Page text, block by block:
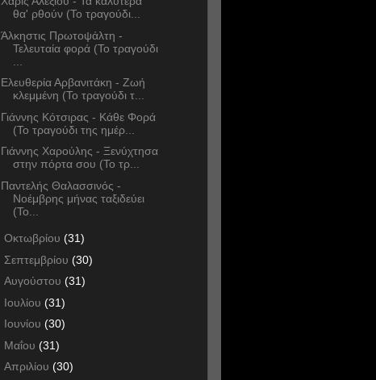
θα' ρθούν (Το τραγούδι...
Άλκηστις Πρωτοψάλτη -
Τελευταία φορά (Το τραγούδι
Ελευθερία Αρβανιτάκη - Ζωή
κλεμμένη (Το τραγούδι τ...
Γιάννης Κότσιρας - Κάθε Φορά
(Το τραγούδι της ημέρ...
Γιάννης Χαρούλης - Ξενύχτησα
στην πόρτα σου (Το τρ...
Παντελής Θαλασσινός -
Νοέμβρης μήνας ταξιδεύει
(Το...
Οκτωβρίου (31)
Σεπτεμβρίου (30)
Αυγούστου (31)
Ιουλίου (31)
Ιουνίου (30)
Μαΐου (31)
Απριλίου (30)